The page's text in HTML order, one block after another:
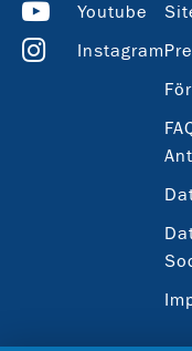
Youtube
Instagram